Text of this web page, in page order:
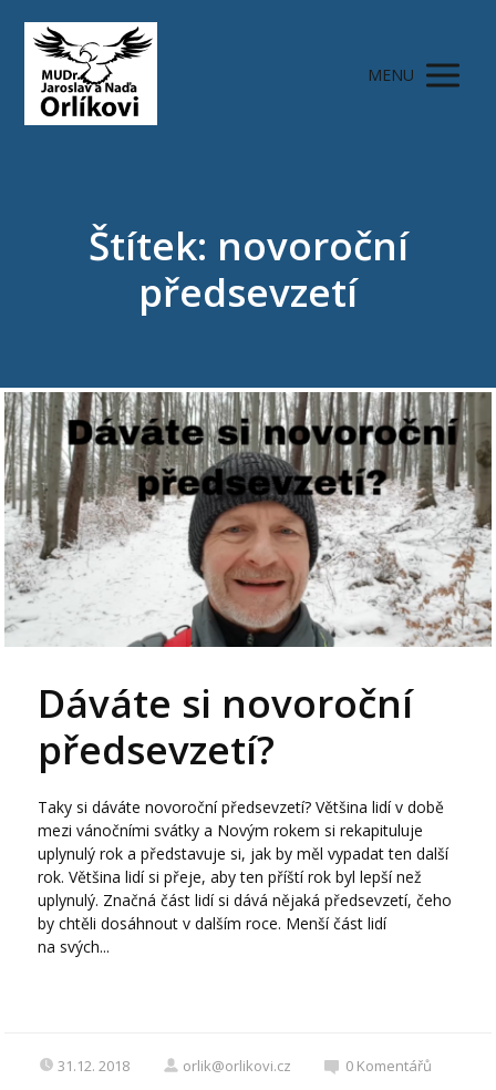
MENU
Štítek: novoroční
předsevzetí
Dáváte si novoroční
předsevzetí?
Taky si dáváte novoroční předsevzetí? Většina lidí v době
mezi vánočními svátky a Novým rokem si rekapituluje
uplynulý rok a představuje si, jak by měl vypadat ten další
rok. Většina lidí si přeje, aby ten příští rok byl lepší než
uplynulý. Značná část lidí si dává nějaká předsevzetí, čeho
by chtěli dosáhnout v dalším roce. Menší část lidí
na svých...
31.12. 2018 orlik@orlikovi.cz 0 Komentářů